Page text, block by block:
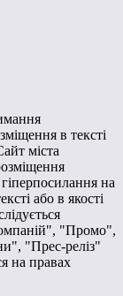
в тексті
міста
на
або в якості
"Промо",
"Прес-реліз"
на правах